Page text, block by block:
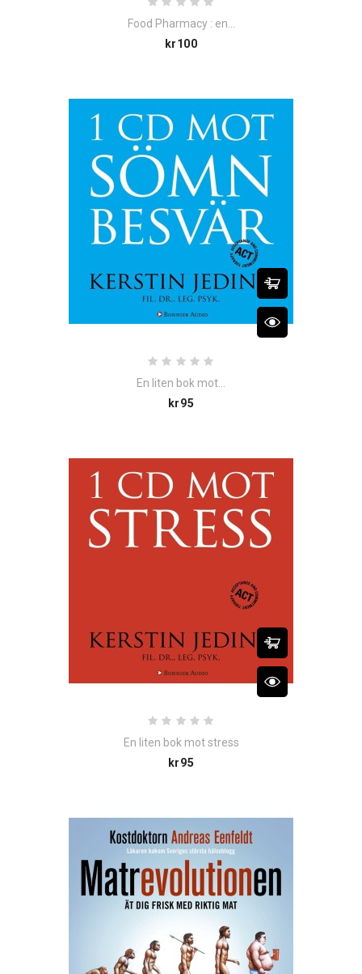
Food Pharmacy : en...
kr100Price
En liten bok mot...
kr95
En liten bok mot stress
kr95